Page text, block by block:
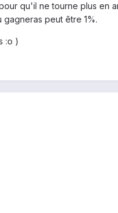
qu'il ne tourne plus en
peut être 1%.
:o )